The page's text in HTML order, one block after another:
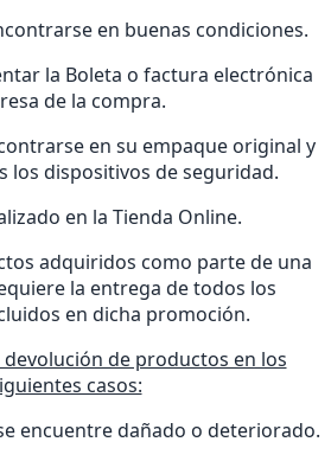
en buenas condiciones.
la Boleta o factura electrónica
de la compra.
en su empaque original y
los dispositivos de seguridad.
en la Tienda Online.
adquiridos como parte de una
la entrega de todos los
en dicha promoción.
devolución de productos en los
casos:
encuentre dañado o deteriorado.